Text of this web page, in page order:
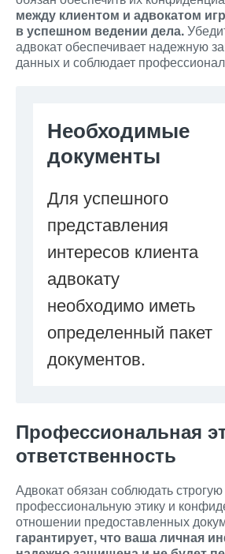
между клиентом и адвокатом
в успешном ведении дела.
адвокат обеспечивает надежную
данных и соблюдает
Необходимые
документы
Для успешного
представления
интересов клиента
адвокату
необходимо иметь
определенный пакет
документов.
Профессиональная
ответственность
Адвокат обязан соблюдать строгую
профессиональную этику и
отношении предоставленных
гарантирует, что ваша личная